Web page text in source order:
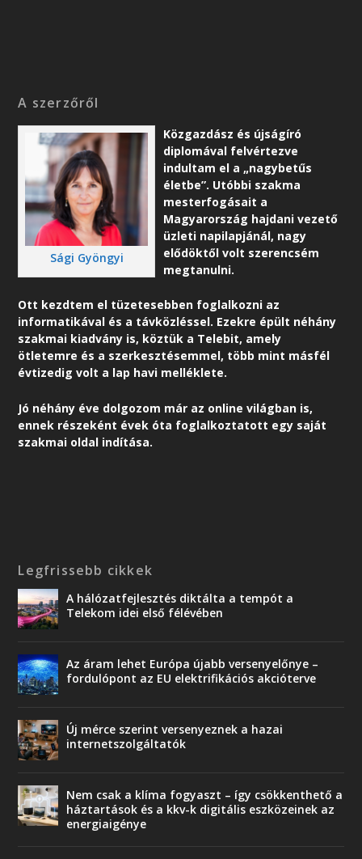
A szerzőről
Sági Gyöngyi
Közgazdász és újságíró
diplomával felvértezve
indultam el a „nagybetűs
életbe”. Utóbbi szakma
mesterfogásait a
Magyarország hajdani vezető
üzleti napilapjánál, nagy
elődöktől volt szerencsém
megtanulni.
Ott kezdtem el tüzetesebben foglalkozni az
informatikával és a távközléssel. Ezekre épült néhány
szakmai kiadvány is, köztük a Telebit, amely
ötletemre és a szerkesztésemmel, több mint másfél
évtizedig volt a lap havi melléklete.
Jó néhány éve dolgozom már az online világban is,
ennek részeként évek óta foglalkoztatott egy saját
szakmai oldal indítása.
Legfrissebb cikkek
A hálózatfejlesztés diktálta a tempót a
Telekom idei első félévében
Az áram lehet Európa újabb versenyelőnye –
fordulópont az EU elektrifikációs akcióterve
Új mérce szerint versenyeznek a hazai
internetszolgáltatók
Nem csak a klíma fogyaszt – így csökkenthető a
háztartások és a kkv-k digitális eszközeinek az
energiaigénye